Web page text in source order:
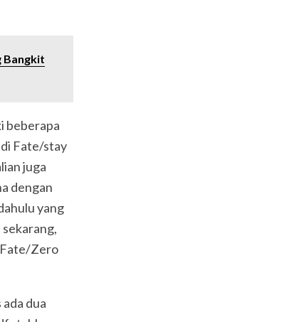
Bangkit
beberapa
Fate/stay
juga
dengan
yang
Fate/Zero
dua